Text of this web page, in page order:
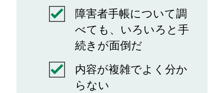
障害者手帳について調
べても、いろいろと手
続きが面倒だ
内容が複雑でよく分か
らない